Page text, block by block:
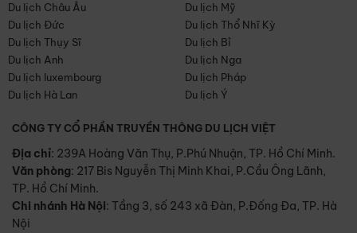
Du lịch Châu Âu
Du lịch Mỹ
Du lịch Đức
Du lịch Thổ Nhĩ Kỳ
Du lịch Thụy Sĩ
Du lịch Bỉ
Du lịch Anh
Du lịch Nga
Du lịch luxembourg
Du lịch Pháp
Du lịch Hà Lan
Du lịch Ý
CÔNG TY CỔ PHẦN TRUYỀN THÔNG DU LỊCH VIỆT
Địa chỉ: 239A Hoàng Văn Thụ, P.Phú Nhuận, TP. Hồ Chí Minh.
Văn phòng: 217 Bis Nguyễn Thị Minh Khai, P.Cầu Ông Lãnh,
TP. Hồ Chí Minh.
Chi nhánh Hà Nội: Tầng 3, số 243 xã Đàn, P.Đống Đa, TP. Hà
Nội